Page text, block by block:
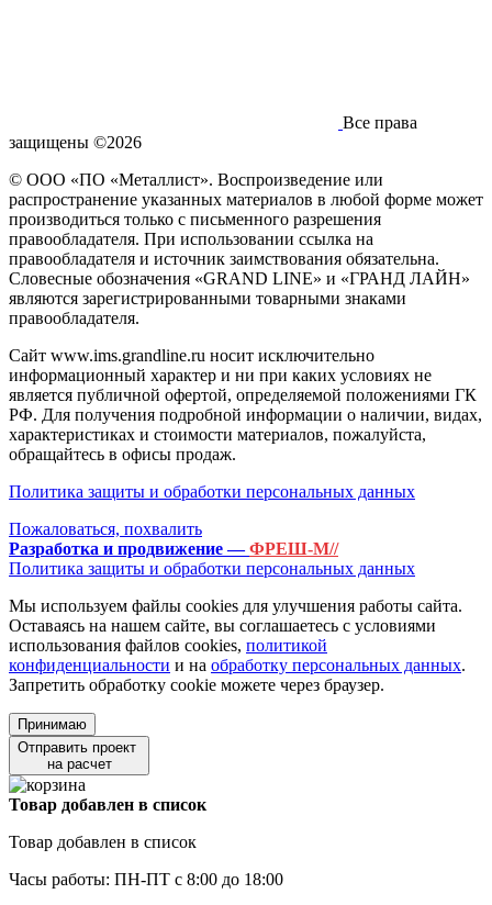
Все права
защищены ©2026
© ООО «ПО «Металлист». Воспроизведение или
распространение указанных материалов в любой форме может
производиться только с письменного разрешения
правообладателя. При использовании ссылка на
правообладателя и источник заимствования обязательна.
Словесные обозначения «GRAND LINE» и «ГРАНД ЛАЙН»
являются зарегистрированными товарными знаками
правообладателя.
Сайт www.ims.grandline.ru носит исключительно
информационный характер и ни при каких условиях не
является публичной офертой, определяемой положениями ГК
РФ. Для получения подробной информации о наличии, видах,
характеристиках и стоимости материалов, пожалуйста,
обращайтесь в офисы продаж.
Политика защиты и обработки персональных данных
Пожаловаться, похвалить
Разработка и продвижение —ФРЕШ-М//
Политика защиты и обработки персональных данных
Мы используем файлы cookies для улучшения работы сайта.
Оставаясь на нашем сайте, вы соглашаетесь с условиями
использования файлов cookies, политикой
конфиденциальности и на обработку персональных данных.
Запретить обработку cookie можете через браузер.
Принимаю
Отправить проект
на расчет
Товар добавлен в список
Товар добавлен в список
Часы работы: ПН-ПТ с 8:00 до 18:00